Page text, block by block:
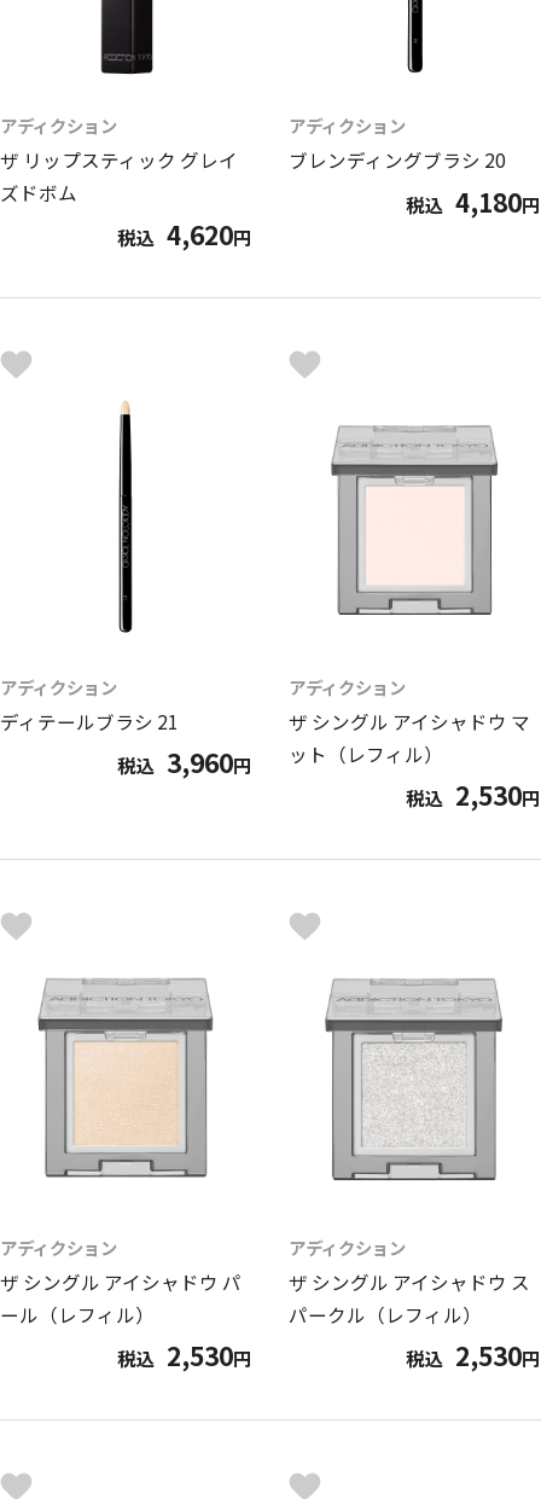
アディクション
ザ リップスティック グレイ
ズドボム
税込 4,620円
アディクション
ブレンディングブラシ 20
税込 4,180円
アディクション
ディテールブラシ 21
税込 3,960円
アディクション
ザ シングル アイシャドウ マ
ット（レフィル）
税込 2,530円
アディクション
ザ シングル アイシャドウ パ
ール（レフィル）
税込 2,530円
アディクション
ザ シングル アイシャドウ ス
パークル（レフィル）
税込 2,530円